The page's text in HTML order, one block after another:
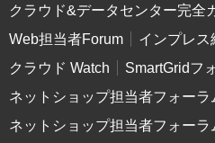
クラウド&データセンター完全
Web担当者Forum
インプレス
クラウド Watch
SmartGridフ
ネットショップ担当者フォーラ
ネットショップ担当者フォーラ